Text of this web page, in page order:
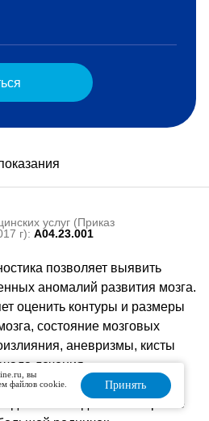
услуг (Приказ
г): A04.23.001
позволяет выявить
аномалий развития мозга.
оценить контуры и размеры
состояние мозговых
аневризмы, кисты
лечения.
всем детям в возрасте
вы
файлов cookie.
Принять